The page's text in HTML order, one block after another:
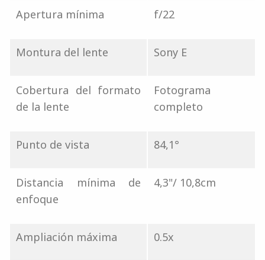
Apertura mínima f/22
Montura del lente Sony E
Cobertura del formato
de la lente
Fotograma
completo
Punto de vista 84,1°
Distancia mínima de
enfoque
4,3"/ 10,8cm
Ampliación máxima 0.5x